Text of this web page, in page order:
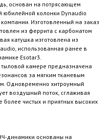
основан на потрясающем
юбилейной колонки Dynaudio
Изготовленный на заказ
из феррита с карбонатом
катушка изготовлена из
использованная ранее в
Esotar3.
камере предназначена
за мягким тканевым
Одновременно хитроумный
воздушный поток, сглаживая
более чистых и приятных высоких
динамики основаны на